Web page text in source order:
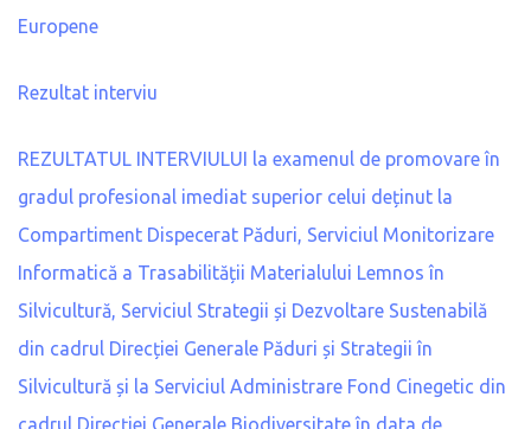
Europene
Rezultat interviu
REZULTATUL INTERVIULUI la examenul de promovare în
gradul profesional imediat superior celui deținut la
Compartiment Dispecerat Păduri, Serviciul Monitorizare
Informatică a Trasabilității Materialului Lemnos în
Silvicultură, Serviciul Strategii și Dezvoltare Sustenabilă
din cadrul Direcției Generale Păduri și Strategii în
Silvicultură și la Serviciul Administrare Fond Cinegetic din
cadrul Direcției Generale Biodiversitate în data de